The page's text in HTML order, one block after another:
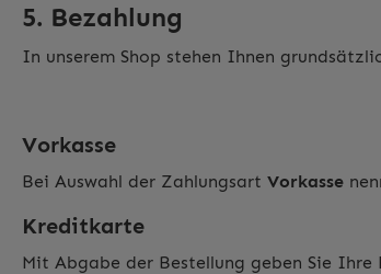
5. Bezahlung
In unserem Shop stehen Ihnen
Vorkasse
Bei Auswahl der Zahlungsart Vorkasse
Kreditkarte
Mit Abgabe der Bestellung geben Sie